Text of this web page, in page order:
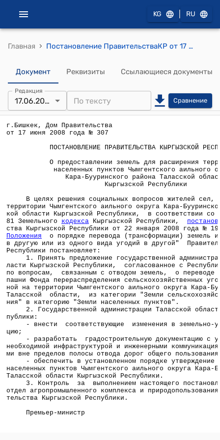
KG RU
Главная › Постановление ПравительстваКР от 17 июня 2008 года № 307 "О предоставлении земель для расширения территорий населенных пунктов Чымгентского аильного округа Кара-Бууринского района Таласской области Кыргызской Республики"
Документ Реквизиты Ссылающиеся документы
Редакция
17.06.2008 Сравнение